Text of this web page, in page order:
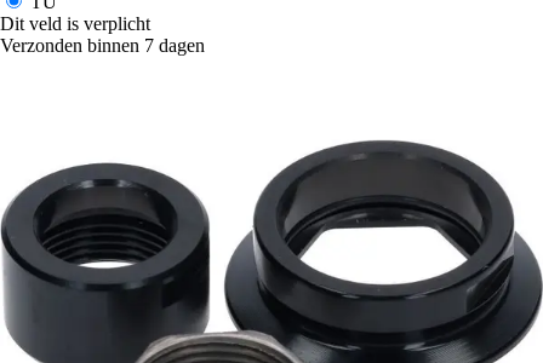
Dit veld is verplicht
Verzonden binnen 7 dagen